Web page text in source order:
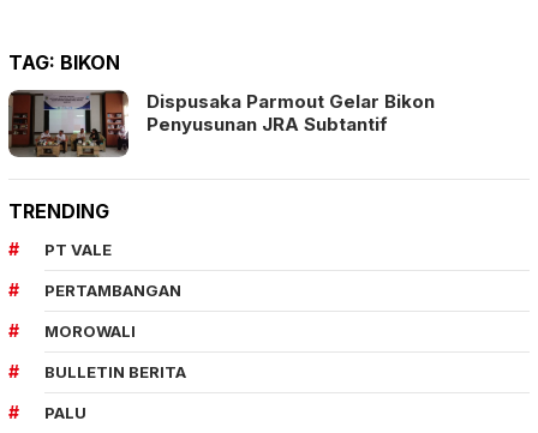
TAG: BIKON
Dispusaka Parmout Gelar Bikon
Penyusunan JRA Subtantif
TRENDING
PT VALE
PERTAMBANGAN
MOROWALI
BULLETIN BERITA
PALU